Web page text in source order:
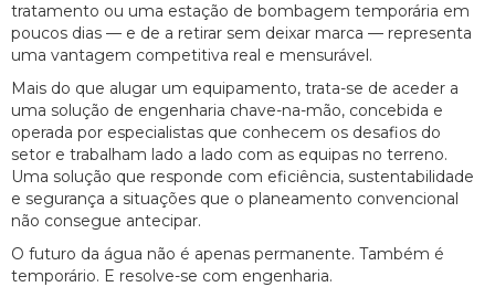
tratamento ou uma estação de bombagem temporária em
poucos dias — e de a retirar sem deixar marca — representa
uma vantagem competitiva real e mensurável.
Mais do que alugar um equipamento, trata-se de aceder a
uma solução de engenharia chave-na-mão, concebida e
operada por especialistas que conhecem os desafios do
setor e trabalham lado a lado com as equipas no terreno.
Uma solução que responde com eficiência, sustentabilidade
e segurança a situações que o planeamento convencional
não consegue antecipar.
O futuro da água não é apenas permanente. Também é
temporário. E resolve-se com engenharia.